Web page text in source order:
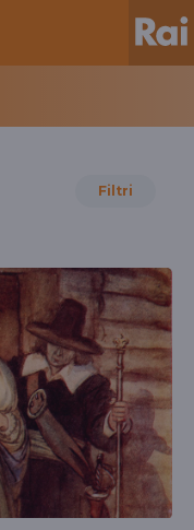
Filtri